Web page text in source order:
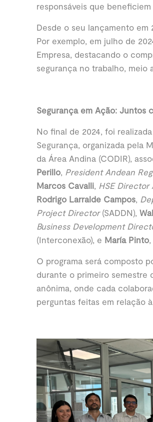
responsáveis que
Desde o seu lançamento em
Por exemplo, em julho de
Empresa, destacando o
segurança no trabalho, meio
Segurança em Ação: Juntos
No final de 2024, foi
Segurança, organizada pela
da Área Andina (CODIR),
Perillo, President Andean
Marcos Cavalli, HSE Director
Rodrigo Larralde Campos,
Project Director(SADDN),
Business Development
(Interconexão), e María Pinto,
O programa será composto
durante o primeiro semestre
anônima, onde cada
perguntas feitas em relação